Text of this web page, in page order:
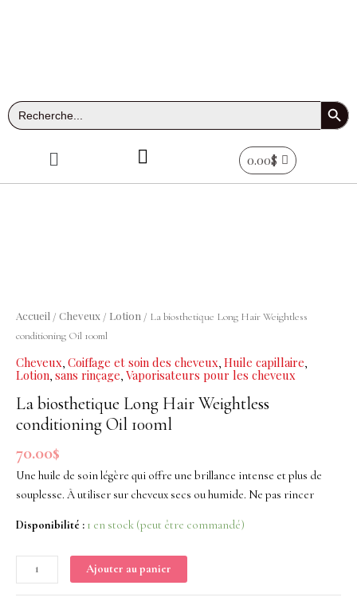
Search
for:
Search Button
Menu 0.00$
Accueil / Cheveux / Lotion / La biosthetique Long Hair Weightless
conditioning Oil 100ml
Cheveux, Coiffage et soin des cheveux, Huile capillaire,
Lotion, sans rinçage, Vaporisateurs pour les cheveux
La biosthetique Long Hair Weightless
conditioning Oil 100ml
70.00$
Une huile de soin légère qui offre une brillance intense et plus de
souplesse. À utiliser sur cheveux secs ou humide. Ne pas rincer
Disponibilité : 1 en stock (peut être commandé)
La
biosthetique
Hair
Weightless
conditioning
Oil
Ajouter au panier